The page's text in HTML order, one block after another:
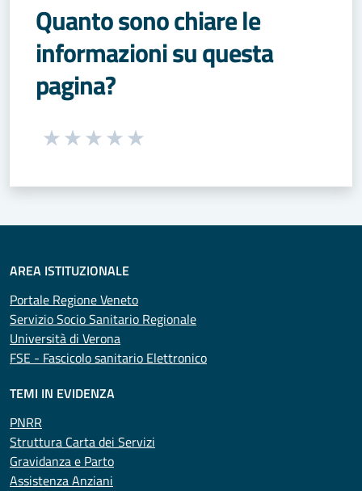
Quanto sono chiare le
informazioni su questa
pagina?
Seleziona una valutazione da 1 a 5 stelle
AREA ISTITUZIONALE
Portale Regione Veneto
Servizio Socio Sanitario Regionale
Università di Verona
FSE - Fascicolo sanitario Elettronico
TEMI IN EVIDENZA
PNRR
Struttura Carta dei Servizi
Gravidanza e Parto
Assistenza Anziani